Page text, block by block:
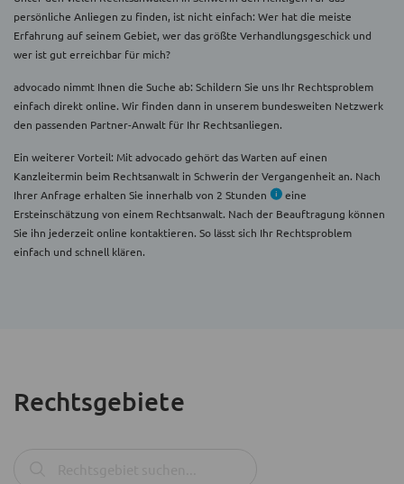
persönliche Anliegen zu finden, ist nicht einfach: Wer hat die meiste
Erfahrung auf seinem Gebiet, wer das größte Verhandlungsgeschick und
wer ist gut erreichbar für mich?
advocado nimmt Ihnen die Suche ab: Schildern Sie uns Ihr Rechtsproblem
einfach direkt online. Wir finden dann in unserem bundesweiten Netzwerk
den passenden Partner-Anwalt für Ihr Rechtsanliegen.
Ein weiterer Vorteil: Mit advocado gehört das Warten auf einen
Kanzleitermin beim Rechtsanwalt in Schwerin der Vergangenheit an. Nach
Ihrer Anfrage erhalten Sie innerhalb von 2 Stunden
eine
Ersteinschätzung von einem Rechtsanwalt. Nach der Beauftragung können
Sie ihn jederzeit online kontaktieren. So lässt sich Ihr Rechtsproblem
einfach und schnell klären.
Rechtsgebiete